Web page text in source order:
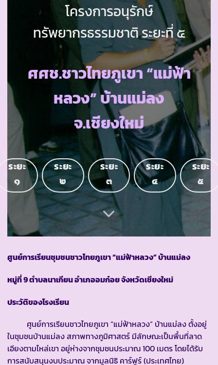
โครงการอนุรักษ์
ทรัพยากรธรรมชาติ ระยะที่ ๕
ศศช.ชาวไทยภูเขา “แม่ฟ้า
หลวง” บ้านแม่ลง
จ.เชียงใหม่
ระยะ
๑
ระยะ
๒
ระยะ
๓
ระยะ
๔
ระยะ
๕
ศูนย์การเรียนชุมชนชาวไทยภูเขา“แม่ฟ้าหลวง” บ้านแม่ลง
หมู่ที่ 9 ตำบลนาเกียน อำเภออมก๋อย จังหวัดเชียงใหม่
ประวัติของโรงเรียน
ศูนย์การเรียนชาวไทยภูเขา “แม่ฟ้าหลวง” บ้านแม่ลง ตั้งอยู่
ในชุมชนบ้านแม่ลง สภาพทางภูมิศาสตร์ มีลักษณะเป็นพื้นที่ลาด
เอียงตามไหล่เขา อยู่ห่างจากชุมชนประมาณ 100 เมตร โดยได้รับ
การสนับสนุนงบประมาณ จากมูลนิธิ คาร์ฟูร์ (ประเทศไทย)